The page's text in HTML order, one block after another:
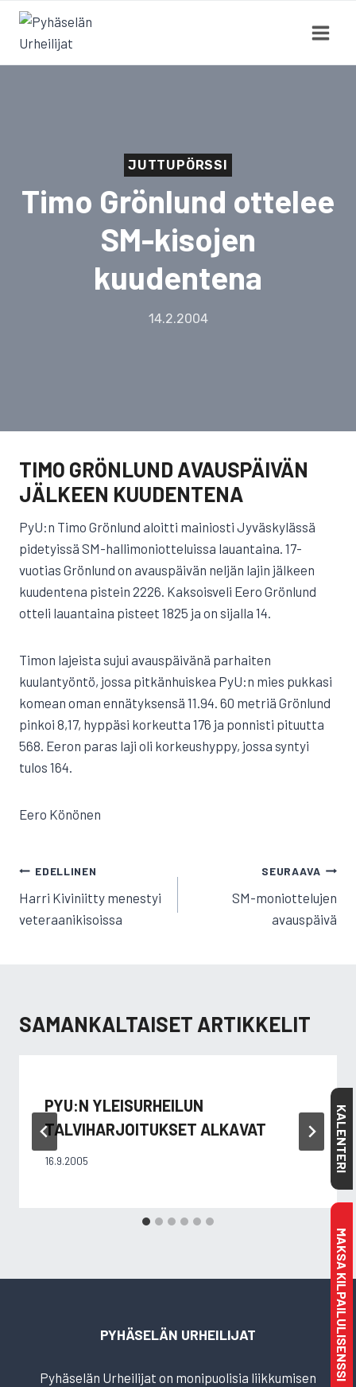
Siirry
sisältöön
JUTTUPÖRSSI
Timo Grönlund ottelee
SM-kisojen
kuudentena
14.2.2004
TIMO GRÖNLUND AVAUSPÄIVÄN
JÄLKEEN KUUDENTENA
PyU:n Timo Grönlund aloitti mainiosti Jyväskylässä
pidetyissä SM-hallimoniotteluissa lauantaina. 17-
vuotias Grönlund on avauspäivän neljän lajin jälkeen
kuudentena pistein 2226. Kaksoisveli Eero Grönlund
otteli lauantaina pisteet 1825 ja on sijalla 14.
Timon lajeista sujui avauspäivänä parhaiten
kuulantyöntö, jossa pitkänhuiskea PyU:n mies pukkasi
komean oman ennätyksensä 11.94. 60 metriä Grönlund
pinkoi 8,17, hyppäsi korkeutta 176 ja ponnisti pituutta
568. Eeron paras laji oli korkeushyppy, jossa syntyi
tulos 164.
Eero Könönen
ARTIKKELIEN
SELAUS
EDELLINEN
Harri Kiviniitty menestyi
veteraanikisoissa
SEURAAVA
SM-moniottelujen
avauspäivä
SAMANKALTAISET ARTIKKELIT
PYU:N YLEISURHEILUN
TALVIHARJOITUKSET ALKAVAT
16.9.2005
PYHÄSELÄN URHEILIJAT
Pyhäselän Urheilijat on monipuolisia liikkumisen
KALENTERI
MAKSA KILPAILULISENSSI